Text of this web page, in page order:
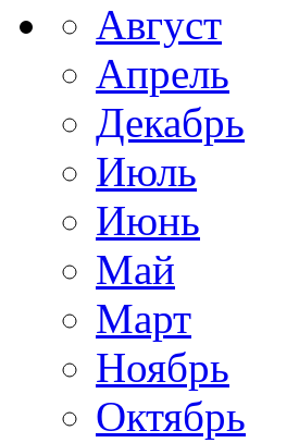
Август
Апрель
Декабрь
Июль
Июнь
Май
Март
Ноябрь
Октябрь